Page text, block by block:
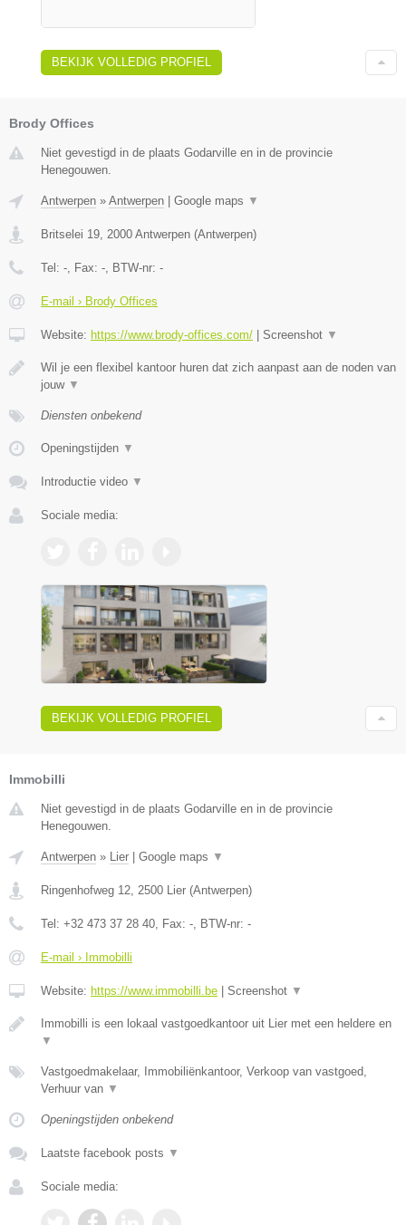
BEKIJK VOLLEDIG PROFIEL
Brody Offices
Niet gevestigd in de plaats Godarville en in de provincie
Henegouwen.
Antwerpen » Antwerpen Google maps ▼
Britselei 19, 2000 Antwerpen (Antwerpen)
Tel: -, Fax: -, BTW-nr: -
E-mail › Brody Offices
Website: https://www.brody-offices.com/ Screenshot ▼
Wil je een flexibel kantoor huren dat zich aanpast aan de noden van
jouw ▼
Diensten onbekend
Openingstijden ▼
Introductie video ▼
Sociale media:
BEKIJK VOLLEDIG PROFIEL
Immobilli
Niet gevestigd in de plaats Godarville en in de provincie
Henegouwen.
Antwerpen » Lier Google maps ▼
Ringenhofweg 12, 2500 Lier (Antwerpen)
Tel: +32 473 37 28 40, Fax: -, BTW-nr: -
E-mail › Immobilli
Website: https://www.immobilli.be Screenshot ▼
Immobilli is een lokaal vastgoedkantoor uit Lier met een heldere en
▼
Vastgoedmakelaar, Immobiliënkantoor, Verkoop van vastgoed,
Verhuur van ▼
Openingstijden onbekend
Laatste facebook posts ▼
Sociale media: